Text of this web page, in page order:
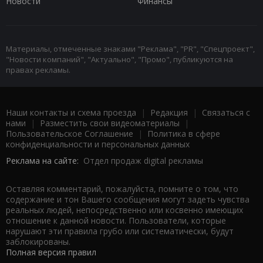
Материалы, отмеченные знаками "Реклама", "PR", "Спецпроект",
"Новости компаний", "Актуально", "Промо", публикуются на
правах рекламы.
Наши контакты и схема проезда | Редакция | Связаться с
нами | Разместить свои видеоматериалы |
Пользовательское Соглашение |
Политика в сфере
конфиденциальности и персональных данных
Реклама на сайте: Отдел продаж digital рекламы
Оставляя комментарий, пожалуйста, помните о том, что
содержание и тон Вашего сообщения могут задеть чувства
реальных людей, непосредственно или косвенно имеющих
отношение к данной новости. Пользователи, которые
нарушают эти правила грубо или систематически, будут
заблокированы.
Полная версия правил